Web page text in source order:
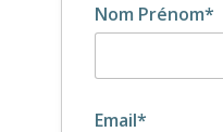
Nom Prénom*
Email*